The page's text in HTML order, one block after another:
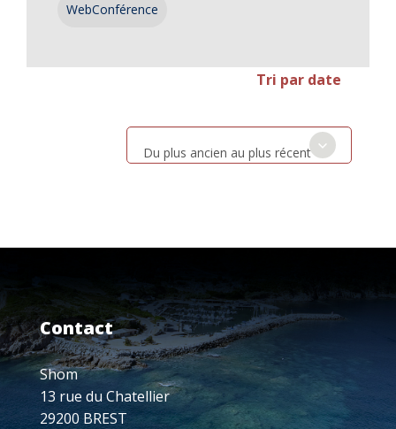
WebConférence
Tri par date
Du plus ancien au plus récent
Contact
Shom
13 rue du Chatellier
29200 BREST